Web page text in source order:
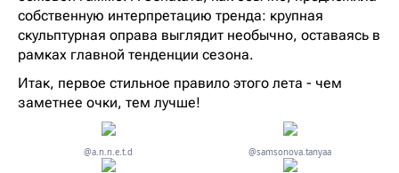
собственную интерпретацию тренда: крупная
скульптурная оправа выглядит необычно, оставаясь в
рамках главной тенденции сезона.
Итак, первое стильное правило этого лета - чем
заметнее очки, тем лучше!
@a.n.n.e.t.d @samsonova.tanyaa